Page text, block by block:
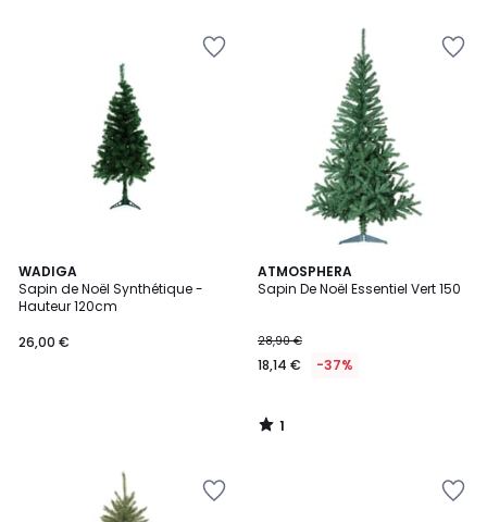
WADIGA
Sapin de Noël Synthétique -
Hauteur 120cm
26,00 €
ATMOSPHERA
Sapin De Noël Essentiel Vert 150
28,90 €
18,14 € -37%
1
/
1
/